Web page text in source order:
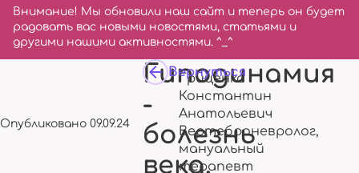
Внимание! Мы обновили наш сайт и теперь он будет
радовать вас новыми новостями, статьями и
другими нашими активностями. ^_^
Вернуться
Опубликовано 09.09.24
Гиподинамия
-
болезнь
века.
Гриценко
Константин
Анатольевич
Вертеброневролог,
мануальный
терапевт